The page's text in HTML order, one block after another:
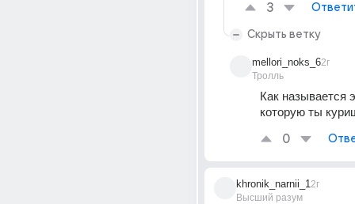
3
Скрыть ветку
mellori_noks_6
Тролль
2г
Как называется
которую ты
0
khronik_narnii_1
Высший разум
2г